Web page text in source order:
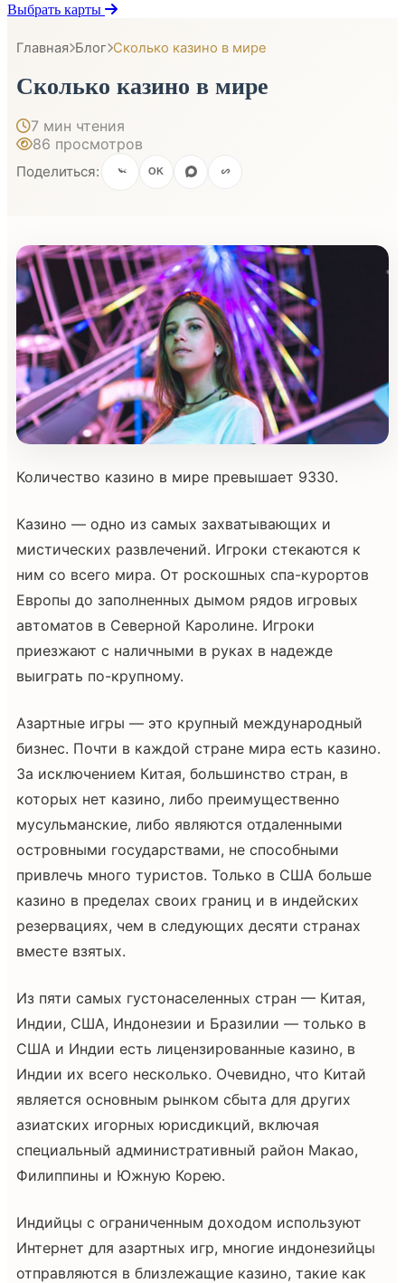
Выбрать карты
Главная Блог Сколько казино в мире
Сколько казино в мире
7 мин чтения
86 просмотров
Поделиться: OK
Количество казино в мире превышает 9330.
Казино — одно из самых захватывающих и
мистических развлечений. Игроки стекаются к
ним со всего мира. От роскошных спа-курортов
Европы до заполненных дымом рядов игровых
автоматов в Северной Каролине. Игроки
приезжают с наличными в руках в надежде
выиграть по-крупному.
Азартные игры — это крупный международный
бизнес. Почти в каждой стране мира есть казино.
За исключением Китая, большинство стран, в
которых нет казино, либо преимущественно
мусульманские, либо являются отдаленными
островными государствами, не способными
привлечь много туристов. Только в США больше
казино в пределах своих границ и в индейских
резервациях, чем в следующих десяти странах
вместе взятых.
Из пяти самых густонаселенных стран — Китая,
Индии, США, Индонезии и Бразилии — только в
США и Индии есть лицензированные казино, в
Индии их всего несколько. Очевидно, что Китай
является основным рынком сбыта для других
азиатских игорных юрисдикций, включая
специальный административный район Макао,
Филиппины и Южную Корею.
Индийцы с ограниченным доходом используют
Интернет для азартных игр, многие индонезийцы
отправляются в близлежащие казино, такие как